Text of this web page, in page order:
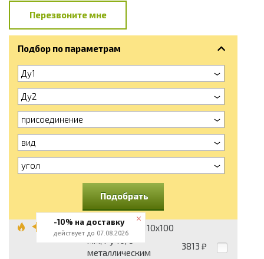
Перезвоните мне
Подбор по параметрам
Ду1
Ду2
присоединение
вид
угол
Подобрать
Тройник ПВХ, 110x100
мм, Pу 10, с
металлическим
3813 ₽
-10% на доставку
действует до 07.08.2026